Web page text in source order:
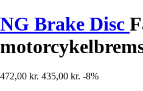
NG Brake Disc
472,00 kr. 435,00 kr. -8%